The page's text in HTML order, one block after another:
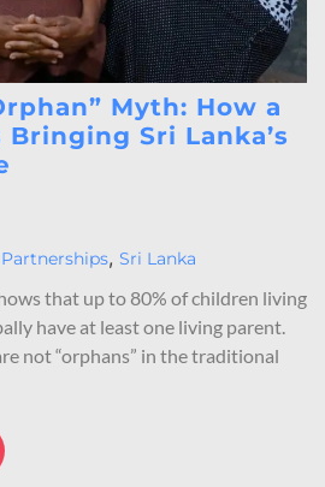
Myth: How a
Sri Lanka’s
Partnerships, Sri Lanka
that up to 80% of children living
have at least one living parent.
not “orphans” in the traditional